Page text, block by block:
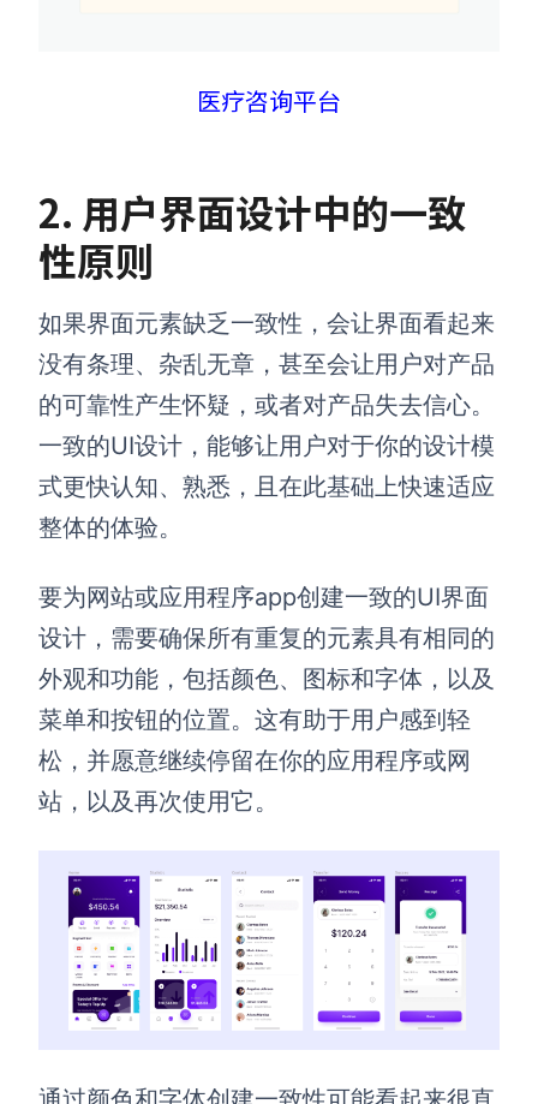
医疗咨询平台
2. 用户界面设计中的一致
性原则
如果界面元素缺乏一致性，会让界面看起来
没有条理、杂乱无章，甚至会让用户对产品
的可靠性产生怀疑，或者对产品失去信心。
一致的UI设计，能够让用户对于你的设计模
式更快认知、熟悉，且在此基础上快速适应
整体的体验。
要为网站或应用程序app创建一致的UI界面
设计，需要确保所有重复的元素具有相同的
外观和功能，包括颜色、图标和字体，以及
菜单和按钮的位置。这有助于用户感到轻
松，并愿意继续停留在你的应用程序或网
站，以及再次使用它。